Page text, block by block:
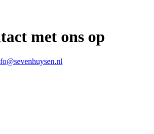
met ons op